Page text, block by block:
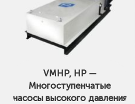
VMHP, HP —
Многоступенчатые
насосы высокого давления